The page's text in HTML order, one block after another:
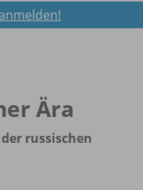
Ära
russischen